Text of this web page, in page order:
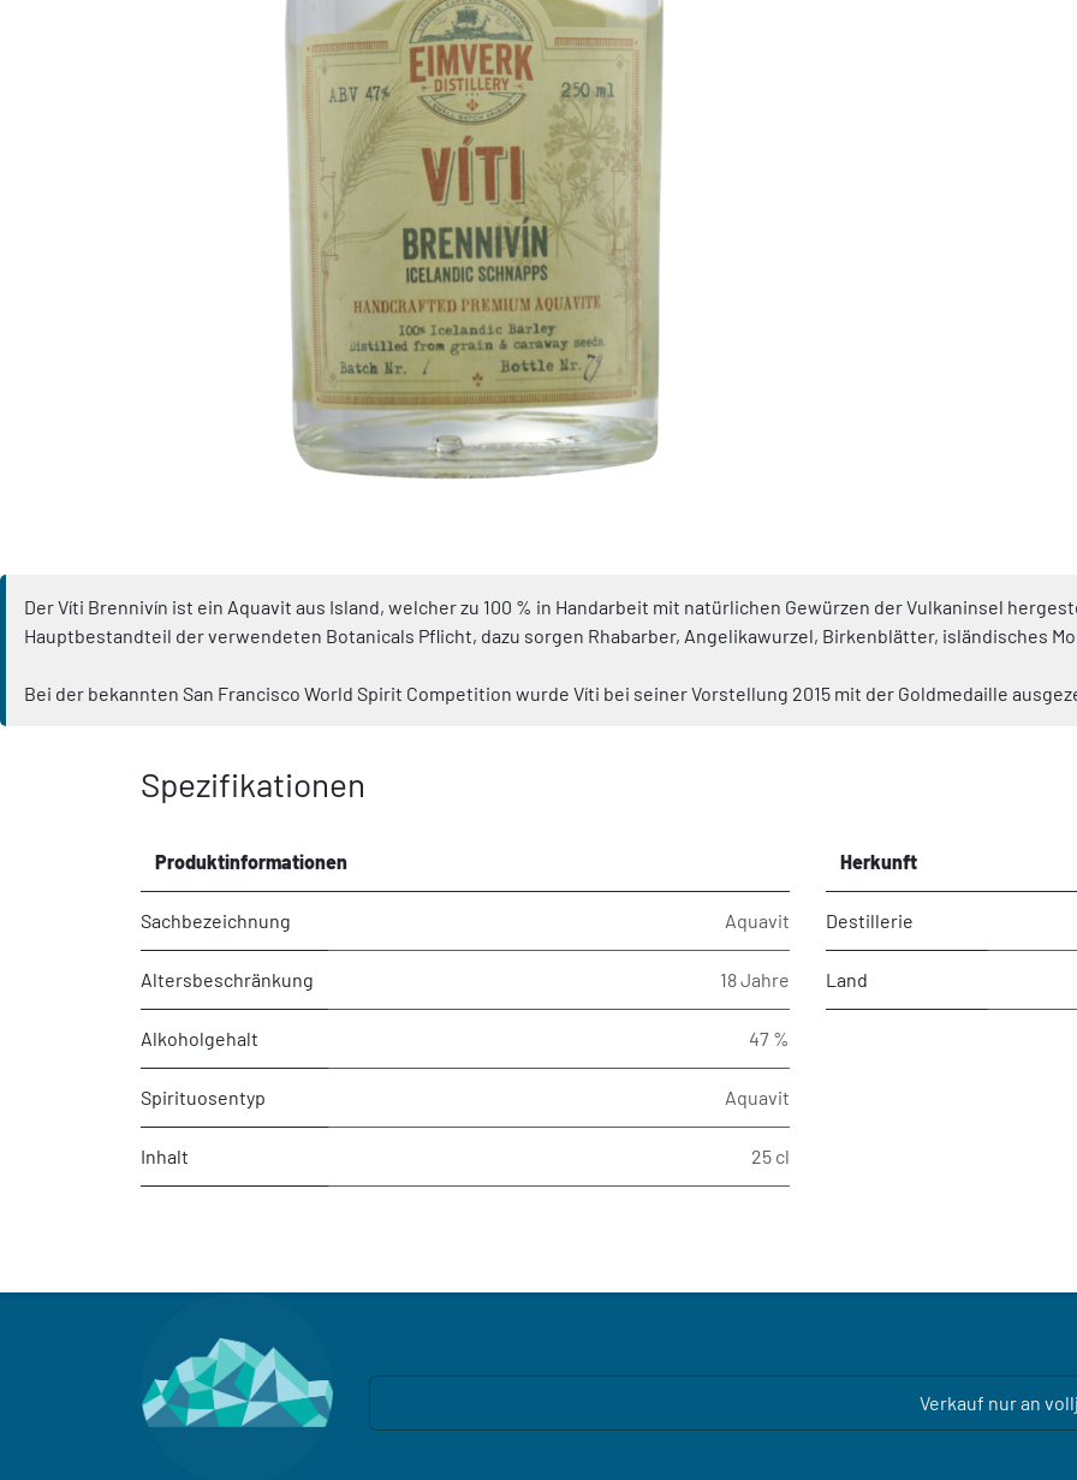
Der Víti Brennivín ist ein Aquavit aus Island, welcher zu 100 % in Handarbeit mit natürlichen Gewürzen der Vulkaninsel
Hauptbestandteil der verwendeten Botanicals Pflicht, dazu sorgen Rhabarber, Angelikawurzel, Birkenblätter, isländisches
Bei der bekannten San Francisco World Spirit Competition wurde Víti bei seiner Vorstellung 2015 mit der Goldmedaille
Spezifikationen
Produktinformationen
Sachbezeichnung Aquavit
Altersbeschränkung 18 Jahre
Alkoholgehalt 47 %
Spirituosentyp Aquavit
Inhalt 25 cl
Herkunft
Destillerie
Land
Verkauf nur an